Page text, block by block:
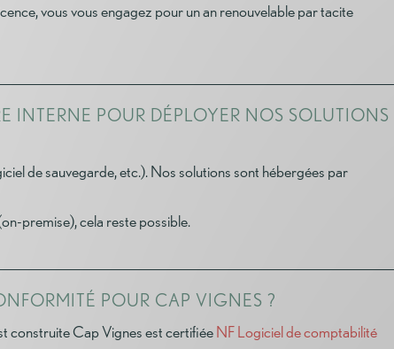
vous vous engagez pour un an renouvelable par tacite
INTERNE POUR DÉPLOYER NOS SOLUTIONS
de sauvegarde, etc.). Nos solutions sont hébergées par
premise), cela reste possible.
POUR CAP VIGNES ?
construite Cap Vignes est certifiéeNF Logiciel de comptabilité